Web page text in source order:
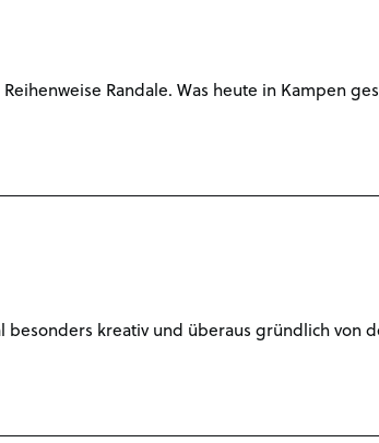
Randale. Was heute in Kampen
besonders kreativ und überaus gründlich von